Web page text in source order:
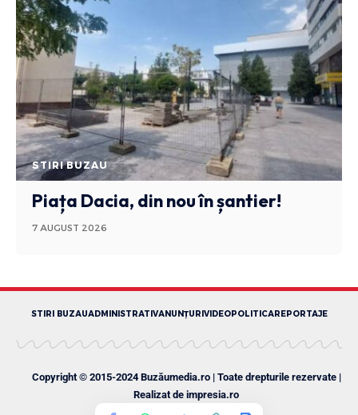
STIRI BUZAU
Piața Dacia, din nou în șantier!
7 AUGUST 2026
STIRI BUZAUADMINISTRATIVANUNȚURI VIDEOPOLITICAREPORTAJE
Copyright © 2015-2024 Buzăumedia.ro | Toate drepturile rezervate |
Realizat de impresia.ro